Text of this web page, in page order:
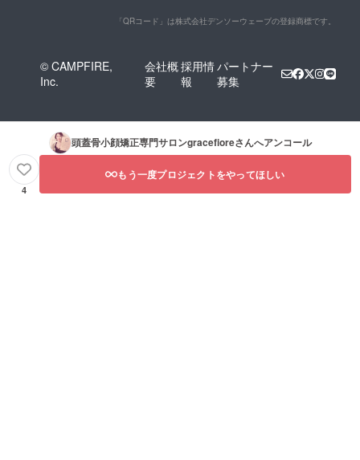
「QRコード」は株式会社デンソーウェーブの登録商標です。
© CAMPFIRE,
Inc.
会社概
要
採用情
報
パートナー
募集
頭蓋骨小顔矯正専門サロンgracefioreさんへアンコール
4
もう一度プロジェクトをやってほしい